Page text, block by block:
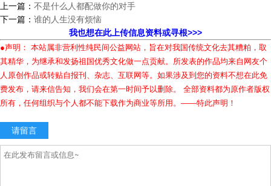
上一篇： 不是什么人都配做你的对手
下一篇： 谁的人生没有烦恼
我也想在此上传信息资料或寻根>>>
●声明： 本站属非营利性纯民间公益网站，旨在对我国传统文化去其糟粕，取
其精华，为继承和发扬祖国优秀文化做一点贡献。所发表的作品均来自网友个
人原创作品或转贴自报刊、杂志、互联网等。如果涉及到您的资料不想在此免
费发布，请来信告知，我们会在第一时间予以删除。 全部资料都为原作者版权
所有，任何组织与个人都不能下载作为商业等所用。——特此声明！
请留言